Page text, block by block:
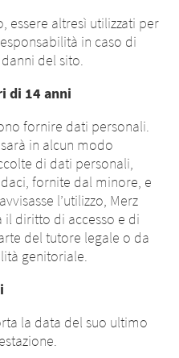
essere altresì utilizzati per
in caso di
del sito.
di 14 anni
fornire dati personali.
in alcun modo
di dati personali,
fornite dal minore, e
l’utilizzo, Merz
il diritto di accesso e di
del tutore legale o da
genitoriale.
la data del suo ultimo